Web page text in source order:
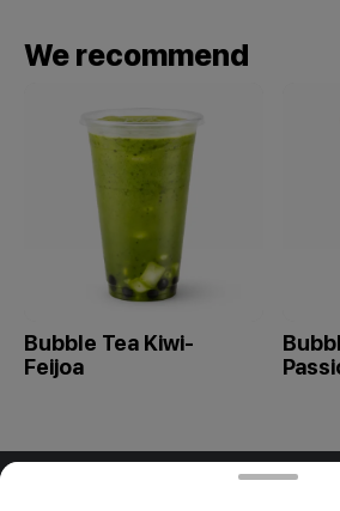
We recommend
Bubble Tea Kiwi-
Feijoa
ООО "ПАДТАЙ-ГРУПП"